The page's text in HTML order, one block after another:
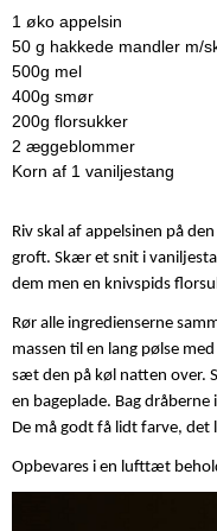
1 øko appelsin
50 g hakkede mandler m/
500g mel
400g smør
200g florsukker
2 æggeblommer
Korn af 1 vaniljestang
Riv skal af appelsinen på
groft. Skær et snit i
dem men en knivspids
Rør alle ingredienserne
massen til en lang pølse
sæt den på køl natten over.
en bageplade. Bag
De må godt få lidt farve, det
Opbevares i en lufttæt